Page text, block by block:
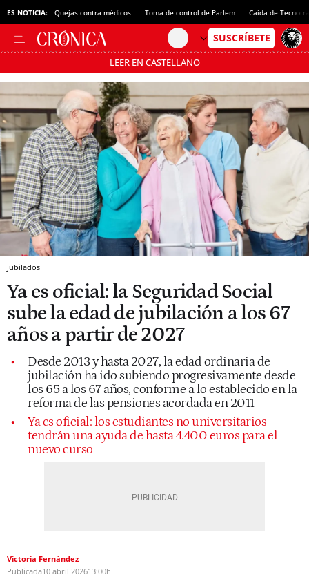
ES NOTICIA: Quejas contra médicos Toma de control de Parlem Caída de
LEER EN CASTELLANO
Pásate al MODO AHORRO
Jubilados
Ya es oficial: la Seguridad Social
sube la edad de jubilación a los 67
años a partir de 2027
Desde 2013 y hasta 2027, la edad ordinaria de
jubilación ha ido subiendo progresivamente desde
los 65 a los 67 años, conforme a lo establecido en la
reforma de las pensiones acordada en 2011
Ya es oficial: los estudiantes no universitarios
tendrán una ayuda de hasta 4.400 euros para el
nuevo curso
Victoria Fernández
Publicada10 abril 202613:00h